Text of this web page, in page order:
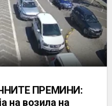
ПРЕМИНИ:
на возила на